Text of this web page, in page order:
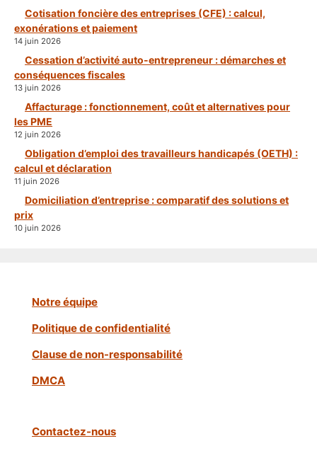
Cotisation foncière des entreprises (CFE) : calcul,
exonérations et paiement
14 juin 2026
Cessation d’activité auto-entrepreneur : démarches et
conséquences fiscales
13 juin 2026
Affacturage : fonctionnement, coût et alternatives pour
les PME
12 juin 2026
Obligation d’emploi des travailleurs handicapés (OETH) :
calcul et déclaration
11 juin 2026
Domiciliation d’entreprise : comparatif des solutions et
prix
10 juin 2026
Notre équipe
Politique de confidentialité
Clause de non-responsabilité
DMCA
Contactez-nous